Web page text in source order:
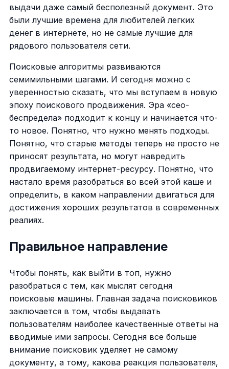
выдачи даже самый бесполезный документ. Это
были лучшие времена для любителей легких
денег в интернете, но не самые лучшие для
рядового пользователя сети.
Поисковые алгоритмы развиваются
семимильными шагами. И сегодня можно с
уверенностью сказать, что мы вступаем в новую
эпоху поискового продвижения. Эра «сео-
беспредела» подходит к концу и начинается что-
то новое. Понятно, что нужно менять подходы.
Понятно, что старые методы теперь не просто не
приносят результата, но могут навредить
продвигаемому интернет-ресурсу. Понятно, что
настало время разобраться во всей этой каше и
определить, в каком направлении двигаться для
достижения хороших результатов в современных
реалиях.
Правильное направление
Чтобы понять, как выйти в топ, нужно
разобраться с тем, как мыслят сегодня
поисковые машины. Главная задача поисковиков
заключается в том, чтобы выдавать
пользователям наиболее качественные ответы на
вводимые ими запросы. Сегодня все больше
внимание поисковик уделяет не самому
документу, а тому, какова реакция пользователя,